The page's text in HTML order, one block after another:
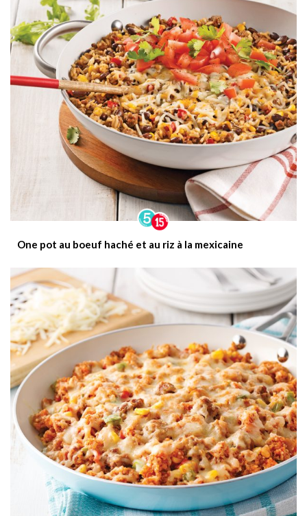
One pot au boeuf haché et au riz à la mexicaine